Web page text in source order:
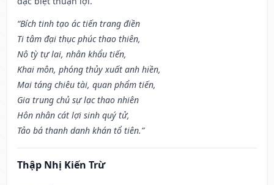
“Bích tinh tạo ác tiến trang điền
Ti tâm đại thục phúc thao thiên,
Nô tỳ tự lai, nhân khẩu tiến,
Khai môn, phóng thủy xuất anh hiền,
Mai táng chiêu tài, quan phẩm tiến,
Gia trung chủ sự lạc thao nhiên
Hôn nhân cát lợi sinh quý tử,
Tảo bá thanh danh khán tổ tiên.”
Thập Nhị Kiến Trừ